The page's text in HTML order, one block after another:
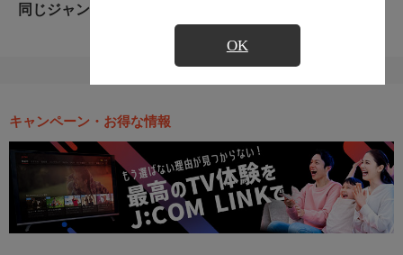
OK
同じジャンルのおすすめ番組
キャンペーン・お得な情報